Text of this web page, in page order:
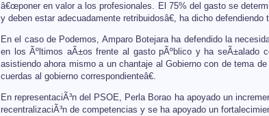
â€œponer en valor a los profesionales. El 75% del gasto se
y deben estar adecuadamente retribuidosâ€, ha dicho
En el caso de Podemos, Amparo Botejara ha defendido la
en los Ãºltimos aÃ±os frente al gasto pÃºblico y ha
asistiendo ahora mismo a un chantaje al Gobierno con de tema
cuerdas al gobierno correspondienteâ€.
En representaciÃ³n del PSOE, Perla Borao ha apoyado un
recentralizaciÃ³n de competencias y se ha apoyado un